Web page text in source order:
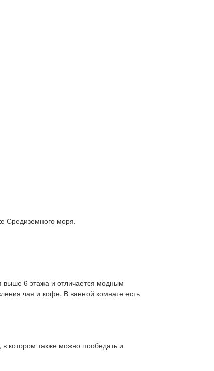
Средиземного моря.
6 этажа и отличается модным
чая и кофе. В ванной комнате есть
котором также можно пообедать и